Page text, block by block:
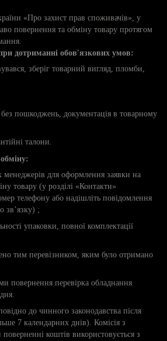
«Про захист прав споживачів», у
повернення та обміну товару протягом
дотриманні обов'язкових умов:
зберіг товарний вигляд, пломби,
пошкоджень, документація в товарному
талони.
менеджерів для оформлення заявки на
товару (у розділі «Контакти»
телефону або надішліть повідомлення
зв’язку) ;
упаковки, повної комплектації
тим перевізником, яким було отримано
повернення перевірка обладнання
до чинного законодавства після
7 календарних днів). Комісія з
коштів використовується з